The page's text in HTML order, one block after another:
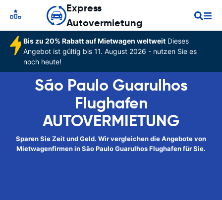
Express
Autovermietung
Bis zu 20% Rabatt auf Mietwagen weltweitDieses
Angebot ist gültig bis 11. August 2026 - nutzen Sie es
noch heute!
São Paulo Guarulhos
Flughafen
AUTOVERMIETUNG
Sparen Sie Zeit und Geld. Wir vergleichen die Angebote von
Mietwagenfirmen in São Paulo Guarulhos Flughafen für Sie.